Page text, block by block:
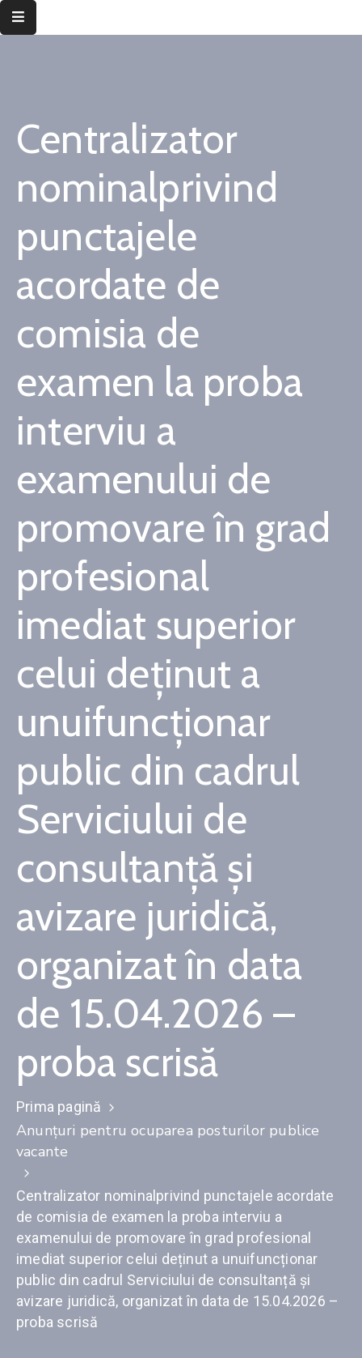
Informații
de
public
decizională
Integritate
instituțională
Județul
Timiș
Contact
Monitorul
Oficial
Centralizator
nominalprivind
punctajele
acordate de
comisia de
examen la proba
interviu a
examenului de
promovare în grad
profesional
imediat superior
celui deținut a
unuifuncționar
public din cadrul
Serviciului de
consultanță și
avizare juridică,
organizat în data
de 15.04.2026 –
proba scrisă
Prima pagină
Anunţuri pentru ocuparea posturilor publice
vacante
Centralizator nominalprivind punctajele acordate
de comisia de examen la proba interviu a
examenului de promovare în grad profesional
imediat superior celui deținut a unuifuncționar
public din cadrul Serviciului de consultanță și
avizare juridică, organizat în data de 15.04.2026 –
proba scrisă